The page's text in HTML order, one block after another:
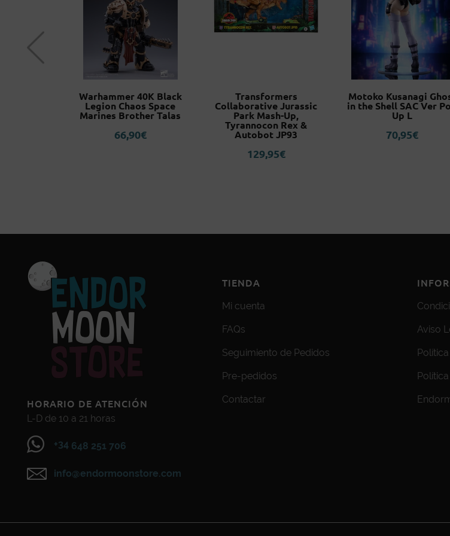
Warhammer 40K Black
Legion Chaos Space
Marines Brother Talas
66,90€
Transformers
Collaborative Jurassic
Park Mash-Up,
Tyrannocon Rex &
Autobot JP93
129,95€
Motoko Kusanagi
in the Shell SAC Ver
Up L
70,95€
HORARIO DE ATENCIÓN
L-D de 10 a 21 horas
+34 648 251 706
info@endormoonstore.com
TIENDA
Mi cuenta
FAQs
Seguimiento de Pedidos
Pre-pedidos
Contactar
Aviso